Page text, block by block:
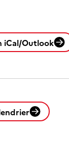
iCal/Outlook